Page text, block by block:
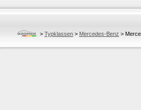
> Typklassen > Mercedes-Benz >